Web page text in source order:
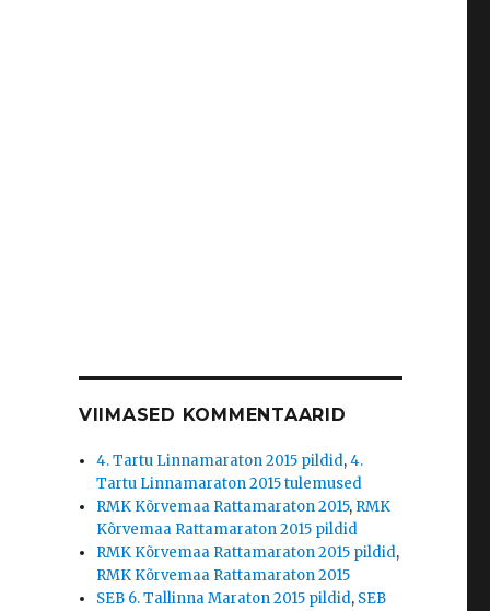
VIIMASED KOMMENTAARID
4. Tartu Linnamaraton 2015 pildid,4.
Tartu Linnamaraton 2015 tulemused
RMK Kõrvemaa Rattamaraton 2015, RMK
Kõrvemaa Rattamaraton 2015 pildid
RMK Kõrvemaa Rattamaraton 2015 pildid,
RMK Kõrvemaa Rattamaraton 2015
SEB 6. Tallinna Maraton 2015 pildid, SEB